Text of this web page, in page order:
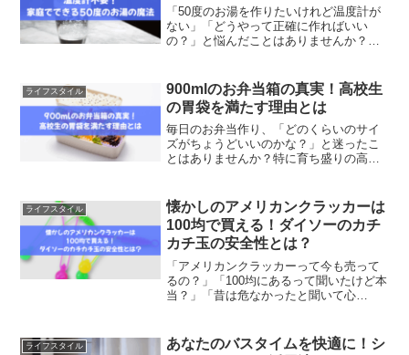
「50度のお湯を作りたいけれど温度計が
ない」「どうやって正確に作ればいい
の？」と悩んだことはありませんか？料
ものです。けれども、いざ作ろうと思う
と温度の目安が難しく、失...
ライフスタイル
900mlのお弁当箱の真実！高校生
の胃袋を満たす理由とは
毎日のお弁当作り、「どのくらいのサイ
ズがちょうどいいのかな？」と迷ったこ
とはありませんか？特に育ち盛りの高校
記事では、900mlのお弁当箱に入る量の目
安や、他のサ...
ライフスタイル
懐かしのアメリカンクラッカーは
100均で買える！ダイソーのカチ
カチ玉の安全性とは？
「アメリカンクラッカーって今も売って
るの？」「100均にあるって聞いたけど本
当？」「昔は危なかったと聞いて心
たい人や、お子さんに買ってあげたいと
ライフスタイル
あなたのバスタイムを快適に！シ